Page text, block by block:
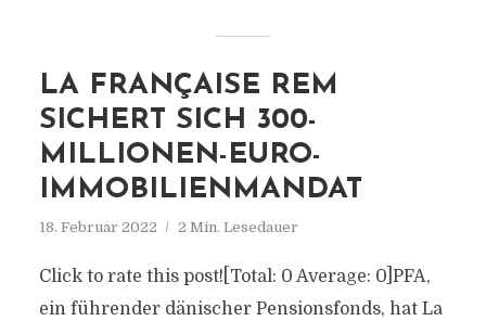
LA FRANÇAISE REM
SICHERT SICH 300-
MILLIONEN-EURO-
IMMOBILIENMANDAT
18. Februar 2022 2 Min. Lesedauer
Click to rate this post![Total: 0 Average: 0]PFA,
ein führender dänischer Pensionsfonds, hat La